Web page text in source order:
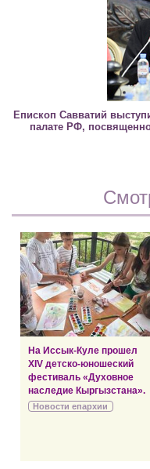
Епископ Савватий
палате РФ,
На Иссык-Куле прошел
XIV детско-юношеский
фестиваль «Духовное
наследие Кыргызстана».
Новости епархии